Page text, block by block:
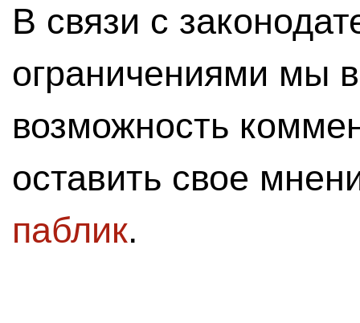
В связи с
ограничениями мы
возможность
оставить свое
паблик.